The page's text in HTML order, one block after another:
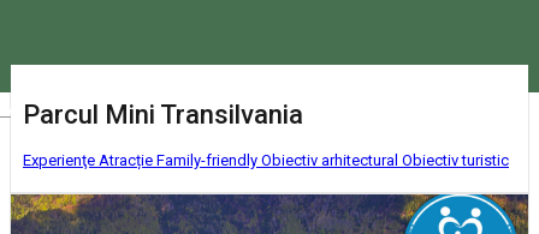
Magyar
Parcul Mini Transilvania
Experienţe Atracție Family-friendly Obiectiv arhitectural Obiectiv turistic